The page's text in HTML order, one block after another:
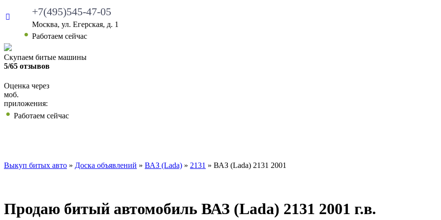
+7(495)545-47-05
Москва, ул. Егерская, д. 1
Работаем сейчас
Скупаем битые машины
5/65 отзывов
Оценка через
моб.
приложения:
Работаем сейчас
Выкуп битых авто » Доска объявлений » ВАЗ (Lada) » 2131 » ВАЗ (Lada) 2131 2001
Продаю битый автомобиль ВАЗ (Lada) 2131 2001 г.в.